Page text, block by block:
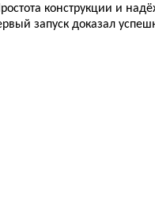
конструкции и
запуск доказал